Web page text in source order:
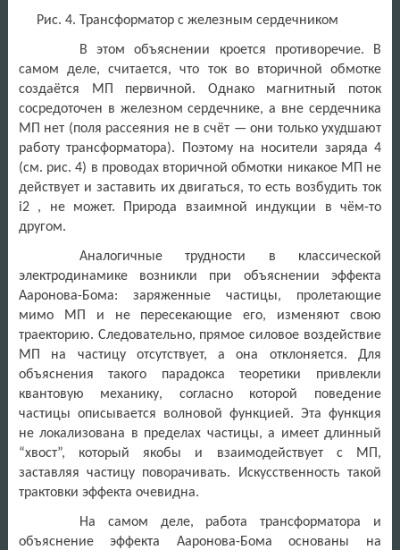
Рис. 4. Трансформатор с железным сердечником
В этом объяснении кроется противоречие. В
самом деле, считается, что ток во вторичной обмотке
создаётся МП первичной. Однако магнитный поток
сосредоточен в железном сердечнике, а вне сердечника
МП нет (поля рассеяния не в счёт — они только ухудшают
работу трансформатора). Поэтому на носители заряда 4
(см. рис. 4) в проводах вторичной обмотки никакое МП не
действует и заставить их двигаться, то есть возбудить ток
i2 , не может. Природа взаимной индукции в чём-то
другом.
Аналогичные трудности в классической
электродинамике возникли при объяснении эффекта
Ааронова-Бома: заряженные частицы, пролетающие
мимо МП и не пересекающие его, изменяют свою
траекторию. Следовательно, прямое силовое воздействие
МП на частицу отсутствует, а она отклоняется. Для
объяснения такого парадокса теоретики привлекли
квантовую механику, согласно которой поведение
частицы описывается волновой функцией. Эта функция
не локализована в пределах частицы, а имеет длинный
“хвост”, который якобы и взаимодействует с МП,
заставляя частицу поворачивать. Искусственность такой
трактовки эффекта очевидна.
На самом деле, работа трансформатора и
объяснение эффекта Ааронова-Бома основаны на